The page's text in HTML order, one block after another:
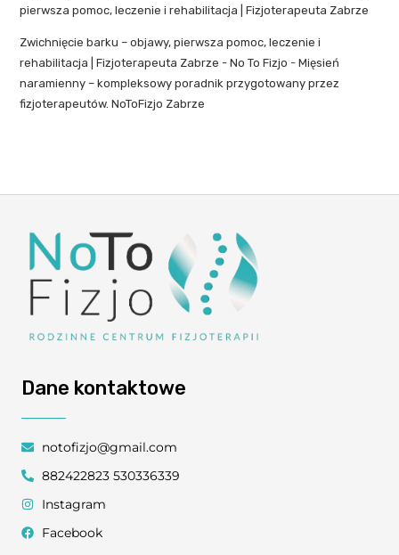
pierwsza pomoc, leczenie i rehabilitacja | Fizjoterapeuta Zabrze
Zwichnięcie barku – objawy, pierwsza pomoc, leczenie i
rehabilitacja | Fizjoterapeuta Zabrze - No To Fizjo -Mięsień
naramienny – kompleksowy poradnik przygotowany przez
fizjoterapeutów. NoToFizjo Zabrze
Dane kontaktowe
notofizjo@gmail.com
882422823 530336339
Instagram
Facebook